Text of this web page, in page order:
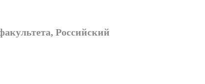
Российский